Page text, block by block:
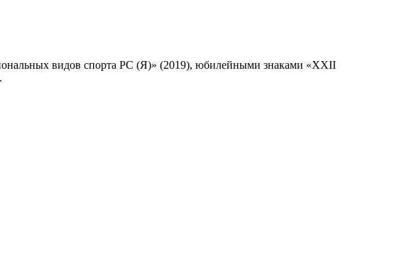
видов спорта РС (Я)» (2019), юбилейными знаками «XXII